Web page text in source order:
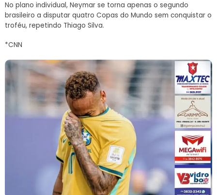
No plano individual, Neymar se torna apenas o segundo
brasileiro a disputar quatro Copas do Mundo sem conquistar o
troféu, repetindo Thiago Silva.
*CNN